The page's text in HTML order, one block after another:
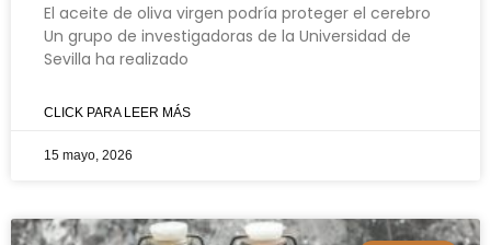
El aceite de oliva virgen podría proteger el cerebro
Un grupo de investigadoras de la Universidad de
Sevilla ha realizado
CLICK PARA LEER MÁS
15 mayo, 2026